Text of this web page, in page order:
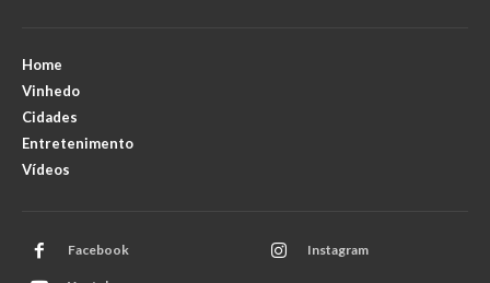
Home
Vinhedo
Cidades
Entretenimento
Vídeos
Facebook Instagram